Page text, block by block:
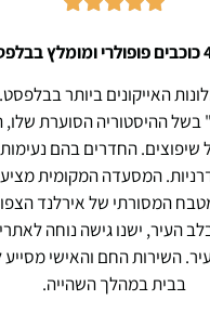
האייקונים ביותר
בשל ההיסטוריה הסוערת שלו,
החדרים בהם נעימות
המסעדה המקומית
המסורתי של אירלנד
העיר, ישנו גישה נוחה
השירות החם והאישי
בבית במהלך השהייה.